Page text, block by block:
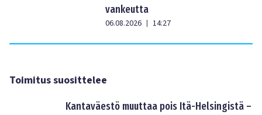
vankeutta
06.08.2026 | 14:27
Toimitus suosittelee
Kantaväestö muuttaa pois Itä-Helsingistä –